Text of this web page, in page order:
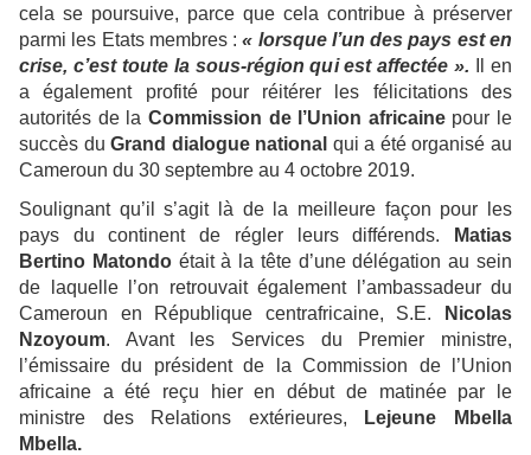
cela se poursuive, parce que cela contribue à préserver
parmi les Etats membres :« lorsque l’un des pays est en
crise, c’est toute la sous-région qui est affectée ».
Il en
a également profité pour réitérer les félicitations des
autorités de la Commission de l’Union africaine pour le
succès duGrand dialogue national qui a été organisé au
Cameroun du 30 septembre au 4 octobre 2019.
Soulignant qu’il s’agit là de la meilleure façon pour les
pays du continent de régler leurs différends.
Matias
Bertino Matondoétait à la tête d’une délégation au sein
de laquelle l’on retrouvait également l’ambassadeur du
Cameroun en République centrafricaine, S.E.
Nicolas
Nzoyoum. Avant les Services du Premier ministre,
l’émissaire du président de la Commission de l’Union
africaine a été reçu hier en début de matinée par le
ministre des Relations extérieures,
Lejeune Mbella
Mbella.